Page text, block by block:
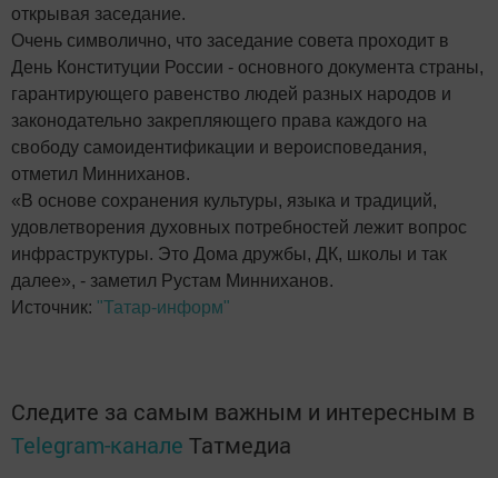
открывая заседание.
Очень символично, что заседание совета проходит в
День Конституции России - основного документа страны,
гарантирующего равенство людей разных народов и
законодательно закрепляющего права каждого на
свободу самоидентификации и вероисповедания,
отметил Минниханов.
«В основе сохранения культуры, языка и традиций,
удовлетворения духовных потребностей лежит вопрос
инфраструктуры. Это Дома дружбы, ДК, школы и так
далее», - заметил Рустам Минниханов.
Источник: "Татар-информ"
Следите за самым важным и интересным в
Telegram-канале Татмедиа